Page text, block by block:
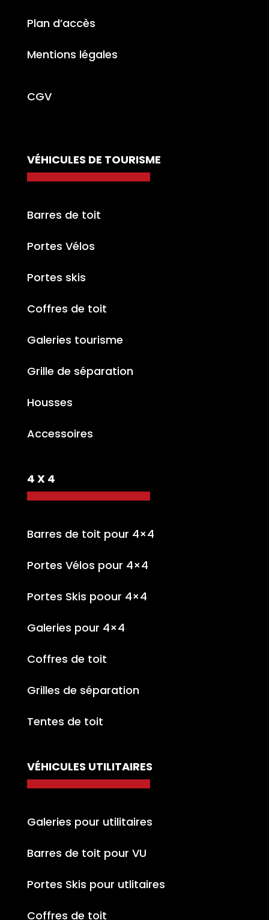
Plan d’accès
Mentions légales
CGV
VÉHICULES DE TOURISME
Barres de toit
Portes Vélos
Portes skis
Coffres de toit
Galeries tourisme
Grille de séparation
Housses
Accessoires
4 X 4
Barres de toit pour 4×4
Portes Vélos pour 4×4
Portes Skis poour 4×4
Galeries pour 4×4
Coffres de toit
Grilles de séparation
Tentes de toit
VÉHICULES UTILITAIRES
Galeries pour utilitaires
Barres de toit pour VU
Portes Skis pour utlitaires
Coffres de toit